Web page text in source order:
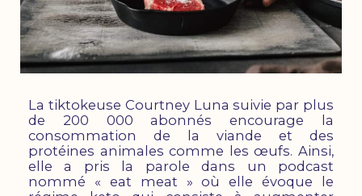
La tiktokeuse Courtney Luna suivie par plus
de 200 000 abonnés encourage la
consommation de la viande et des
protéines animales comme les œufs. Ainsi,
elle a pris la parole dans un podcast
nommé « eat meat » où elle évoque le